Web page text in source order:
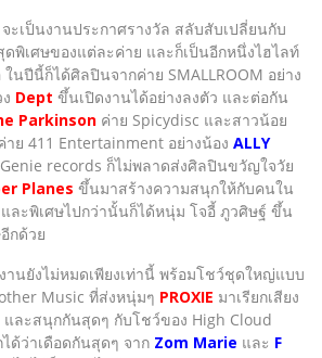
ป็นงานประกาศรางวัล สลับสับเปลี่ยนกับ
ดพิเศษของแต่ละค่าย และก็เป็นอีกหนึ่งไฮไลท์
นปีนี้ก็ได้ศิลปินจากค่าย SMALLROOM อย่าง
Dept ขึ้นเปิดงานได้อย่างลงตัว และต่อกัน
Parkinson ค่าย Spicydisc และสาวน้อย
ย 411 Entertainment อย่างน้อง ALLY
records ก็ไม่พลาดส่งศิลปินขวัญใจวัย
Planes ขึ้นมาสร้างความสนุกให้กับคนใน
ละพิเศษไปกว่านั้นก็ได้หนุ่ม โจอี้ ภูวศิษฐ์ ขึ้น
กด้วย
ยังไม่หมดเพียงเท่านี้ พร้อมโชว์ชุดใหญ่แบบ
Music ที่ส่งหนุ่มๆ PROXIE มาเรียกเสียง
ละสนุกกันสุดๆ กับโชว์ของ High Cloud
ด้ว่าเดือดกันสุดๆ จาก Zom Marie และ F